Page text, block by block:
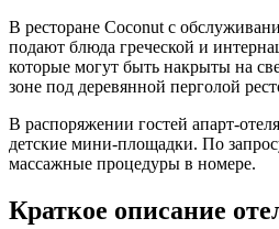
В ресторане Coconut с
подают блюда греческой и
которые могут быть накрыты на
зоне под деревянной перголой
В распоряжении гостей апарт-
детские мини-площадки. По
массажные процедуры в номере.
Краткое описание